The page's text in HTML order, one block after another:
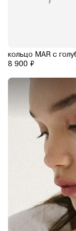
8 900 ₽
15.5
19.0